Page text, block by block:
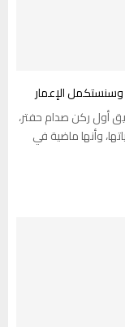
وسنستكمل الإعمار
أول ركن صدام حفتر،
وأنها ماضية في